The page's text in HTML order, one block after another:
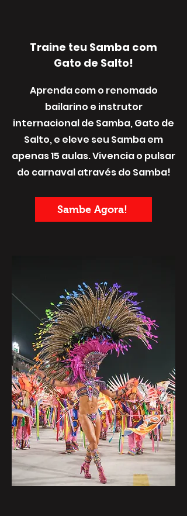
Traine teu Samba com
Gato de Salto!
Aprenda com o renomado
bailarino e instrutor
internacional de Samba, Gato de
Salto, e eleve seu Samba em
apenas 15 aulas. Vivencia o pulsar
do carnaval através do Samba!
Sambe Agora!